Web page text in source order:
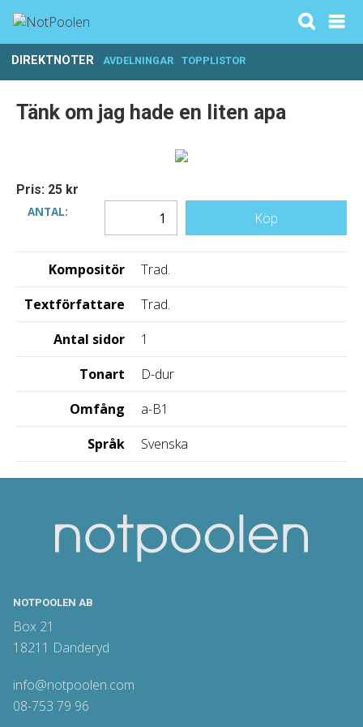
DIREKTNOTER AVDELNINGAR TOPPLISTOR
Tänk om jag hade en liten apa
Pris: 25 kr
ANTAL:
Köp
Kompositör
Trad.
Textförfattare
Trad.
Antal sidor
1
Tonart
D-dur
Omfång
a-B1
Språk
Svenska
NOTPOOLEN AB
Box 21
18211 Danderyd
info@notpoolen.com
08-753 79 96